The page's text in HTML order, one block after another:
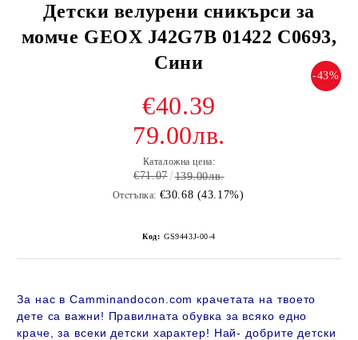
Детски велурени сникърси за
момче GEOX J42G7B 01422 C0693,
Сини
-43%
€40.39
79.00лв.
Каталожна цена:
€71.07 139.00лв.
Отстъпка: €30.68 (43.17%)
Код: GS9443J-00-4
За нас в Camminandocon.com крачетата на твоето
дете са важни! Правилната обувка за всяко едно
краче, за всеки детски характер! Най- добрите детски